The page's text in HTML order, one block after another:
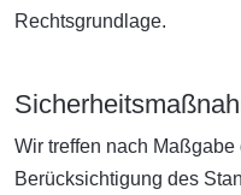
Rechtsgrundlage.
Wir treffen nach
Berücksichtigung des